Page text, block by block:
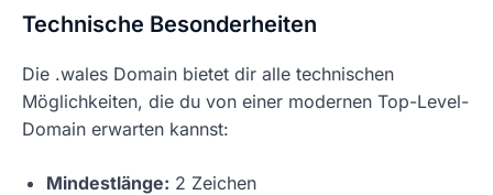
Technische Besonderheiten
Die .wales Domain bietet dir alle technischen
Möglichkeiten, die du von einer modernen Top-Level-
Domain erwarten kannst:
Mindestlänge: 2 Zeichen